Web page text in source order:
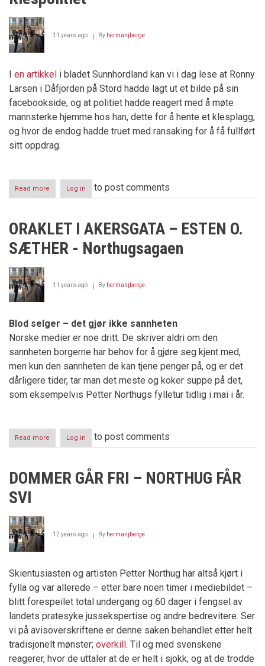
11 years ago By hermanjberge
I en artikkel i bladet Sunnhordland kan vi i dag lese at Ronny
Larsen i Dåfjorden på Stord hadde lagt ut et bilde på sin
facebookside, og at politiet hadde reagert med å møte
mannsterke hjemme hos han, dette for å hente et klesplagg,
og hvor de endog hadde truet med ransaking for å få fullført
sitt oppdrag.
Read more about
Klespolitiet
Log in to post comments
ORAKLET I AKERSGATA – ESTEN O.
SÆTHER - Northugsagaen
11 years ago By hermanjberge
Blod selger – det gjør ikke sannheten
Norske medier er noe dritt. De skriver aldri om den
sannheten borgerne har behov for å gjøre seg kjent med,
men kun den sannheten de kan tjene penger på, og er det
dårligere tider, tar man det meste og koker suppe på det,
som eksempelvis Petter Northugs fylletur tidlig i mai i år.
Read more
ORAKLET
–
Log in to post comments
DOMMER GÅR FRI – NORTHUG FÅR
SVI
12 years ago By hermanjberge
Skientusiasten og artisten Petter Northug har altså kjørt i
fylla og var allerede – etter bare noen timer i mediebildet –
blitt forespeilet total undergang og 60 dager i fengsel av
landets pratesyke jussekspertise og andre bedrevitere. Ser
vi på avisoverskriftene er denne saken behandlet etter helt
tradisjonelt mønster; overkill. Til og med svenskene
reagerer, hvor de uttaler at de er helt i sjokk, og at de trodde